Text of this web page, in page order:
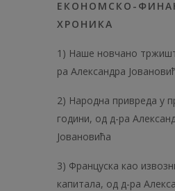
ЕКОНОМСКО-
ХРОНИКА
1) Наше новчано
ра Александра
2) Народна привреда у
години, од д-ра
Јовановића
3) Француска као
капитала, од д-ра